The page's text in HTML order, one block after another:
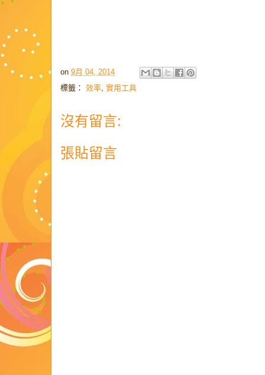
on 9月 04, 2014
標籤： 效率 實用工具
沒有留言:
張貼留言